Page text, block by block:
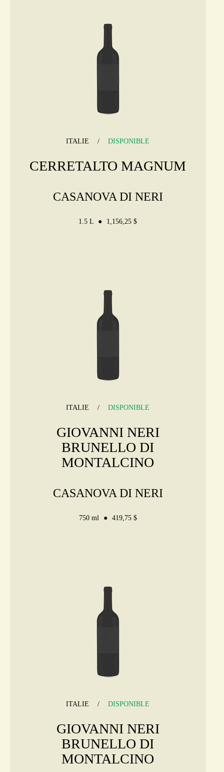
ITALIE DISPONIBLE
CERRETALTO MAGNUM
CASANOVA DI NERI
1.5 L 1,156,25 $
ITALIE DISPONIBLE
GIOVANNI NERI
BRUNELLO DI
MONTALCINO
CASANOVA DI NERI
750 ml 419,75 $
ITALIE DISPONIBLE
GIOVANNI NERI
BRUNELLO DI
MONTALCINO